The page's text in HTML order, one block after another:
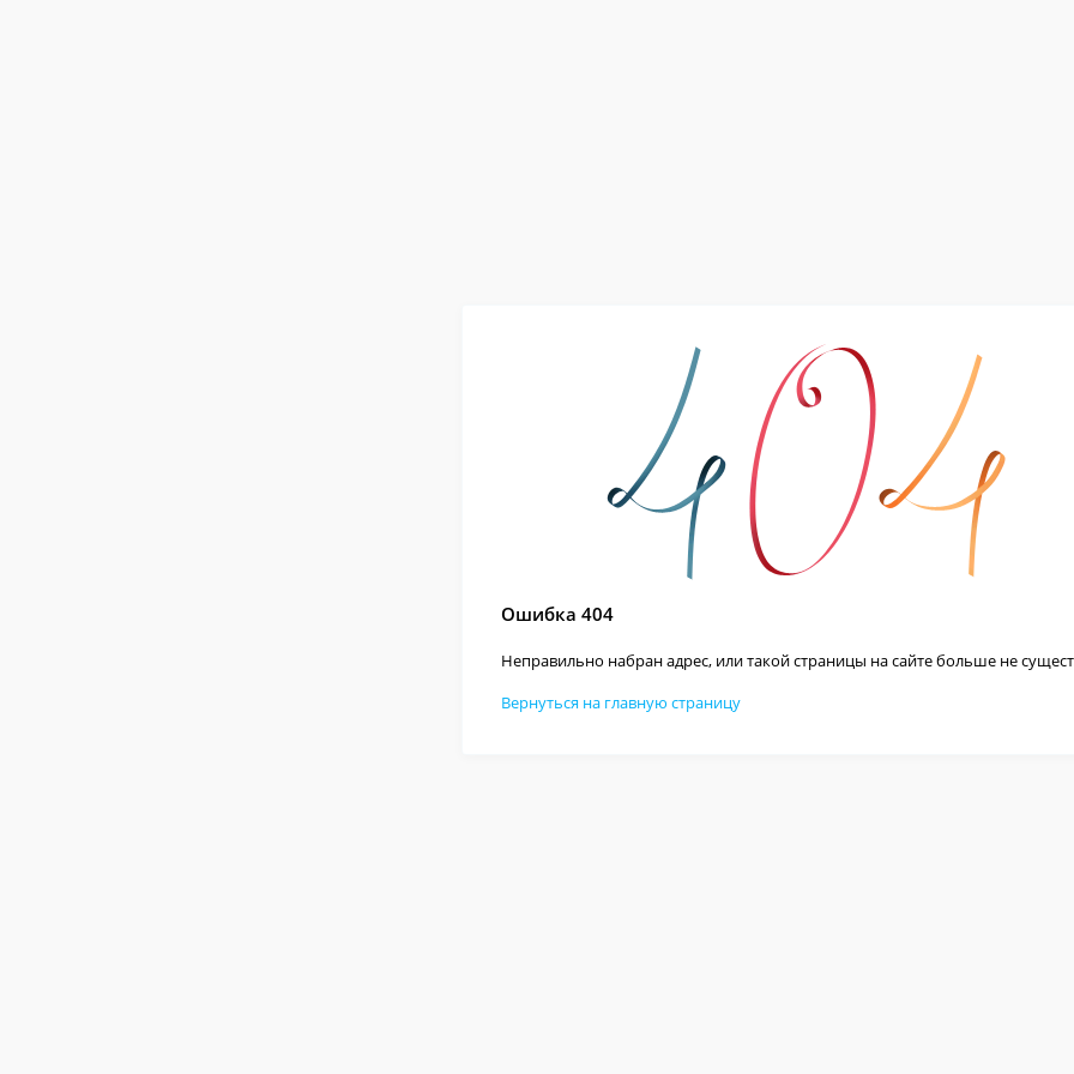
Ошибка 404
Неправильно набран адрес, или такой страницы на сайте больше не
Вернуться на главную страницу